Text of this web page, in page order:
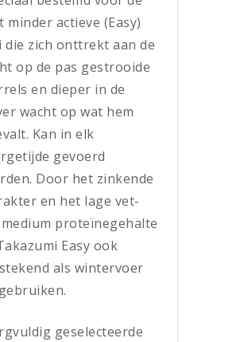
minder actieve (Easy)
die zich onttrekt aan de
op de pas gestrooide
en dieper in de
wacht op wat hem
Kan in elk
gevoerd
Door het zinkende
en het lage vet-
proteïnegehalte
Easy ook
als wintervoer
geselecteerde